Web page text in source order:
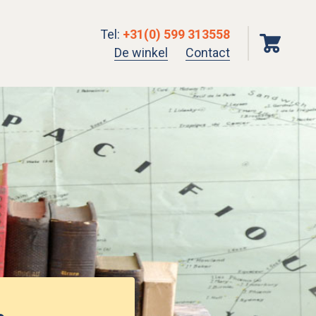
Tel: +31(0) 599 313558
De winkel
Contact